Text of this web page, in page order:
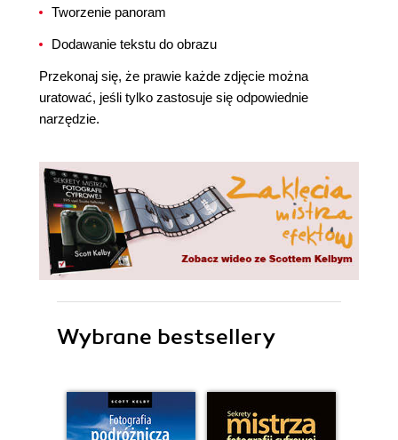
Tworzenie panoram
Dodawanie tekstu do obrazu
Przekonaj się, że prawie każde zdjęcie można
uratować, jeśli tylko zastosuje się odpowiednie
narzędzie.
Wybrane bestsellery